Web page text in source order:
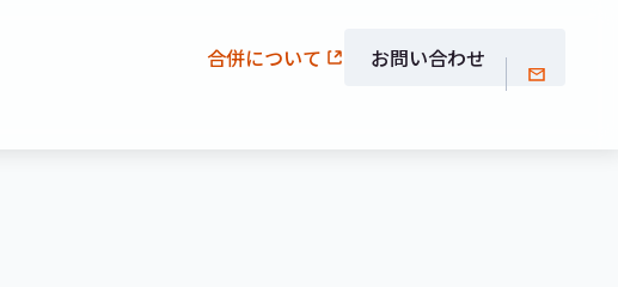
合併について お問い合わせ